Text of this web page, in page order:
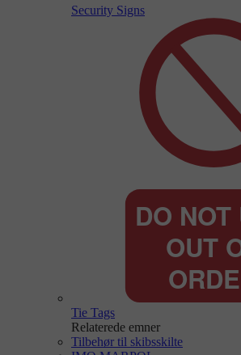
Security Signs
Tie Tags
Relaterede emner
Tilbehør til skibsskilte